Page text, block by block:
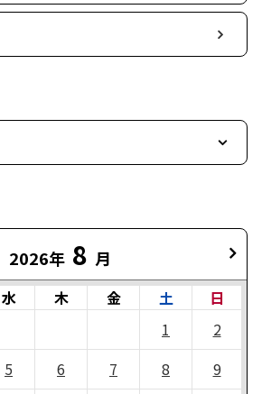
2026年 8 月
水 木 金 土
日
1
2
5 6 7 8
9